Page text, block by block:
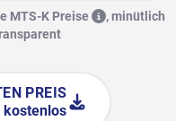
MTS-K Preise ,minütlich
PREIS
kostenlos